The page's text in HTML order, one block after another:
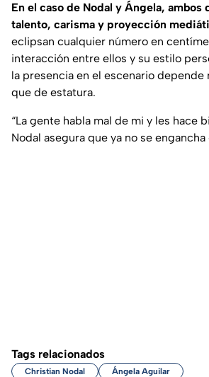
En el caso de Nodal y Ángela, ambos
talento, carisma y proyección
eclipsan cualquier número en
interacción entre ellos y su estilo
la presencia en el escenario depende
que de estatura.
“La gente habla mal de mi y les hace
Nodal asegura que ya no se
Tags relacionados
Christian Nodal Ángela Aguilar